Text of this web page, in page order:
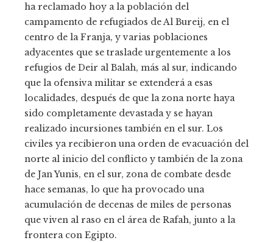
ha reclamado hoy a la población del
campamento de refugiados de Al Bureij, en el
centro de la Franja, y varias poblaciones
adyacentes que se traslade urgentemente a los
refugios de Deir al Balah, más al sur, indicando
que la ofensiva militar se extenderá a esas
localidades, después de que la zona norte haya
sido completamente devastada y se hayan
realizado incursiones también en el sur. Los
civiles ya recibieron una orden de evacuación del
norte al inicio del conflicto y también de la zona
de Jan Yunis, en el sur, zona de combate desde
hace semanas, lo que ha provocado una
acumulación de decenas de miles de personas
que viven al raso en el área de Rafah, junto a la
frontera con Egipto.